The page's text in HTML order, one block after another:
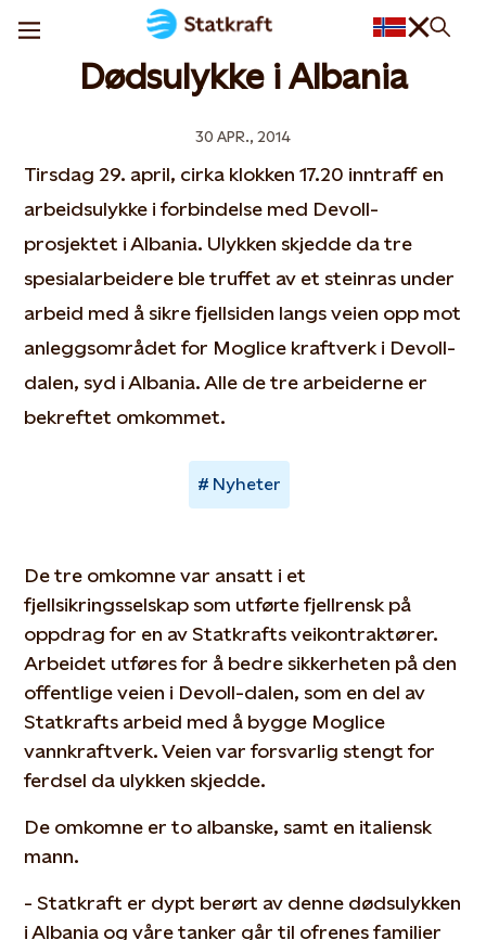
Dødsulykke i Albania
30 APR., 2014
Tirsdag 29. april, cirka klokken 17.20 inntraff en
arbeidsulykke i forbindelse med Devoll-
prosjektet i Albania. Ulykken skjedde da tre
spesialarbeidere ble truffet av et steinras under
arbeid med å sikre fjellsiden langs veien opp mot
anleggsområdet for Moglice kraftverk i Devoll-
dalen, syd i Albania. Alle de tre arbeiderne er
bekreftet omkommet.
Nyheter
De tre omkomne var ansatt i et
fjellsikringsselskap som utførte fjellrensk på
oppdrag for en av Statkrafts veikontraktører.
Arbeidet utføres for å bedre sikkerheten på den
offentlige veien i Devoll-dalen, som en del av
Statkrafts arbeid med å bygge Moglice
vannkraftverk. Veien var forsvarlig stengt for
ferdsel da ulykken skjedde.
De omkomne er to albanske, samt en italiensk
mann.
- Statkraft er dypt berørt av denne dødsulykken
i Albania og våre tanker går til ofrenes familier